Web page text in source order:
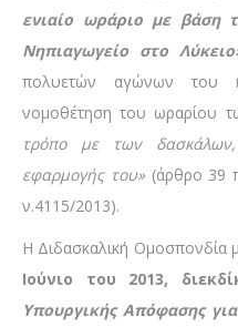
ενιαίο ωράριο με βάση
Νηπιαγωγείο στο
πολυετών αγώνων του
νομοθέτηση του ωραρίου
τρόπο με των δασκάλων,
εφαρμογής του»(άρθρο 39
ν.4115/2013).
Η Διδασκαλική Ομοσπονδία
Ιούνιο του 2013,
Υπουργικής Απόφασης